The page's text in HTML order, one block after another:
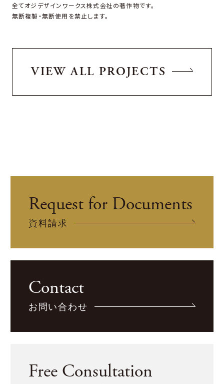
全てオジデザインワークス株式会社の著作物です。
無断複製・無断使用を禁止します。
VIEW ALL PROJECTS
Request for Documents
資料請求
Contact
お問い合わせ
Free Consultation